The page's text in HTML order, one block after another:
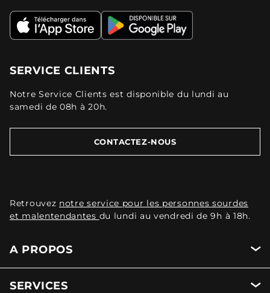
SERVICE CLIENTS
Notre Service Clients est disponible du lundi au
samedi de 08h à 20h.
CONTACTEZ-NOUS
Retrouvez notre service pour les personnes sourdes
et malentendantes du lundi au vendredi de 9h à 18h.
A PROPOS
SERVICES